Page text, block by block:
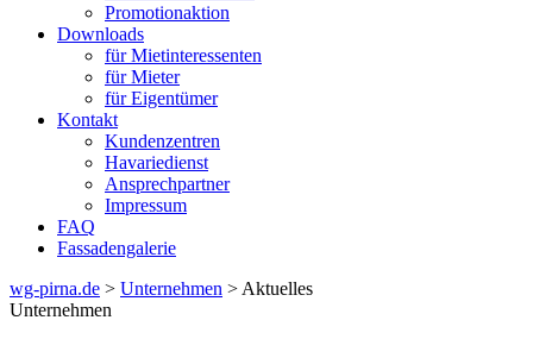
Promotionaktion
Downloads
für Mietinteressenten
für Mieter
für Eigentümer
Kontakt
Kundenzentren
Havariedienst
Ansprechpartner
Impressum
FAQ
Fassadengalerie
wg-pirna.de > Unternehmen > Aktuelles
Unternehmen